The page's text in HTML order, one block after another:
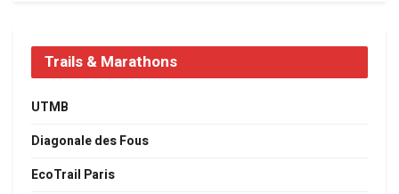
Trails & Marathons
UTMB
Diagonale des Fous
EcoTrail Paris